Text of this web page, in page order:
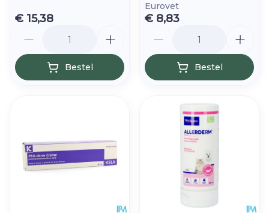
€ 15,38
Bestel
Eurovet
€ 8,83
Bestel